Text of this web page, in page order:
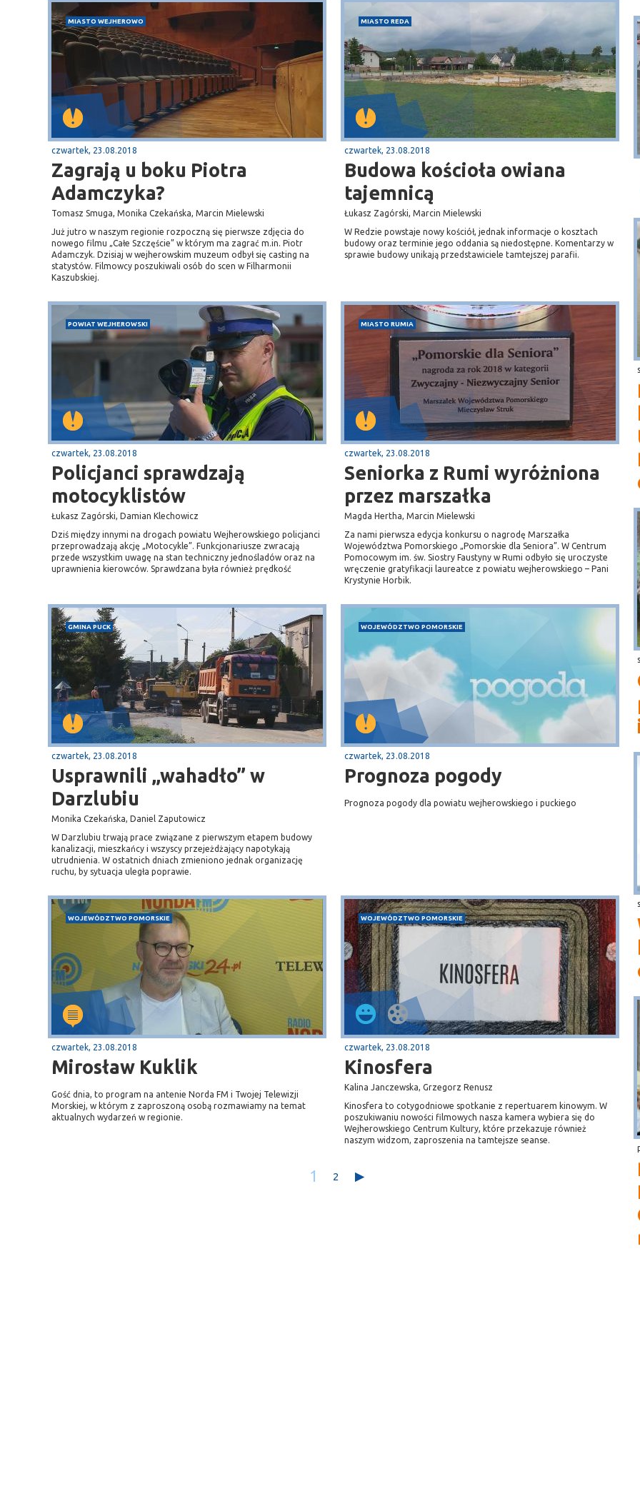
MIASTO WEJHEROWO
czwartek, 23.08.2018
Zagrają u boku Piotra
Adamczyka?
Tomasz Smuga, Monika Czekańska, Marcin Mielewski
Już jutro w naszym regionie rozpoczną się pierwsze zdjęcia do
nowego filmu „Całe Szczęście” w którym ma zagrać m.in. Piotr
Adamczyk. Dzisiaj w wejherowskim muzeum odbył się casting na
statystów. Filmowcy poszukiwali osób do scen w Filharmonii
Kaszubskiej.
MIASTO REDA
czwartek, 23.08.2018
Budowa kościoła owiana
tajemnicą
Łukasz Zagórski, Marcin Mielewski
W Redzie powstaje nowy kościół, jednak informacje o kosztach
budowy oraz terminie jego oddania są niedostępne. Komentarzy w
sprawie budowy unikają przedstawiciele tamtejszej parafii.
POWIAT WEJHEROWSKI
czwartek, 23.08.2018
Policjanci sprawdzają
motocyklistów
Łukasz Zagórski, Damian Klechowicz
Dziś między innymi na drogach powiatu Wejherowskiego policjanci
przeprowadzają akcję „Motocykle”. Funkcjonariusze zwracają
przede wszystkim uwagę na stan techniczny jednośladów oraz na
uprawnienia kierowców. Sprawdzana była również prędkość
MIASTO RUMIA
czwartek, 23.08.2018
Seniorka z Rumi wyróżniona
przez marszałka
Magda Hertha, Marcin Mielewski
Za nami pierwsza edycja konkursu o nagrodę Marszałka
Województwa Pomorskiego „Pomorskie dla Seniora”. W Centrum
Pomocowym im. św. Siostry Faustyny w Rumi odbyło się uroczyste
wręczenie gratyfikacji laureatce z powiatu wejherowskiego – Pani
Krystynie Horbik.
GMINA PUCK
czwartek, 23.08.2018
Usprawnili „wahadło” w
Darzlubiu
Monika Czekańska, Daniel Zaputowicz
W Darzlubiu trwają prace związane z pierwszym etapem budowy
kanalizacji, mieszkańcy i wszyscy przejeżdżający napotykają
utrudnienia. W ostatnich dniach zmieniono jednak organizację
ruchu, by sytuacja uległa poprawie.
WOJEWÓDZTWO POMORSKIE
czwartek, 23.08.2018
Prognoza pogody
Prognoza pogody dla powiatu wejherowskiego i puckiego
WOJEWÓDZTWO POMORSKIE
czwartek, 23.08.2018
Mirosław Kuklik
Gość dnia, to program na antenie Norda FM i Twojej Telewizji
Morskiej, w którym z zaproszoną osobą rozmawiamy na temat
aktualnych wydarzeń w regionie.
WOJEWÓDZTWO POMORSKIE
czwartek, 23.08.2018
Kinosfera
Kalina Janczewska, Grzegorz Renusz
Kinosfera to cotygodniowe spotkanie z repertuarem kinowym. W
poszukiwaniu nowości filmowych nasza kamera wybiera się do
Wejherowskiego Centrum Kultury, które przekazuje również
naszym widzom, zaproszenia na tamtejsze seanse.
1 2
krajową nr 6
Sopot
plaża
Puck
Przystań, molo